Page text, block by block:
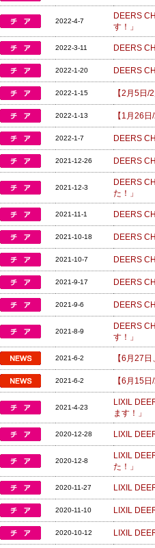
2022-4-7
DEERS
す！」
2022-3-11 DEERS
2022-1-20 DEERS
2022-1-15 【2月5日
2022-1-13 【1月26
2022-1-7 DEERS
2021-12-26 DEERS
2021-12-3
DEERS
た！」
2021-11-1 DEERS
2021-10-18 DEERS
2021-10-7 DEERS
2021-9-17 DEERS
2021-9-6 DEERS
2021-8-9
DEERS
す！」
2021-6-2 【6月27
2021-6-2 【6月15
2021-4-23
LIXIL
ます！」
2020-12-28 LIXIL
2020-12-8
LIXIL
た！」
2020-11-27 LIXIL
2020-11-10 LIXIL
2020-10-12 LIXIL